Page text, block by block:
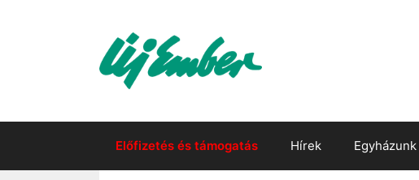
Előfizetés és támogatás Hírek Egyházunk